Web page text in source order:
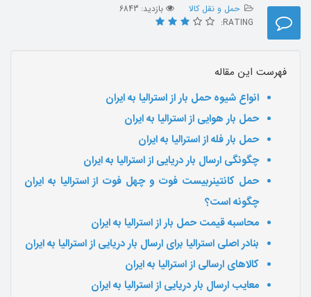
حمل و نقل کالا
بازدید: 6843
RATING:
فهرست این مقاله
انواع شیوه حمل بار از استرالیا به ایران
حمل بار هوایی از استرالیا به ایران
حمل بار فله از استرالیا به ایران
چگونگی ارسال بار دریایی از استرالیا به ایران
حمل کانتینربیست فوت و چهل فوت از استرالیا به ایران
چگونه است؟
محاسبه قیمت حمل بار از استرالیا به ایران
بنادر اصلی استرالیا برای ارسال بار دریایی از استرالیا به ایران
کالاهای ارسالی از استرالیا به ایران
معایب ارسال بار دریایی از استرالیا به ایران